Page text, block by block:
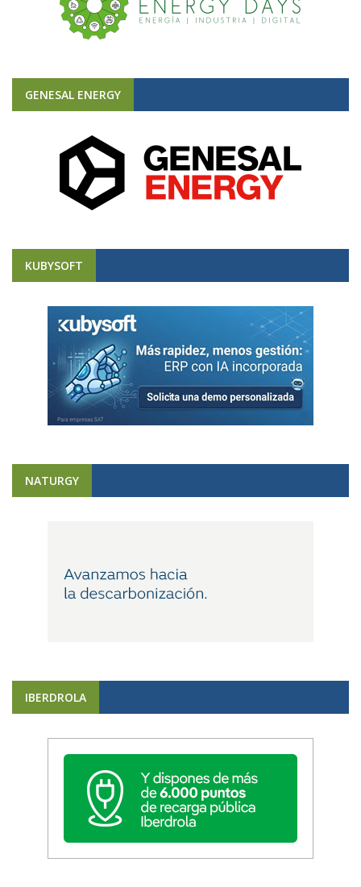
GENESAL ENERGY
KUBYSOFT
NATURGY
IBERDROLA